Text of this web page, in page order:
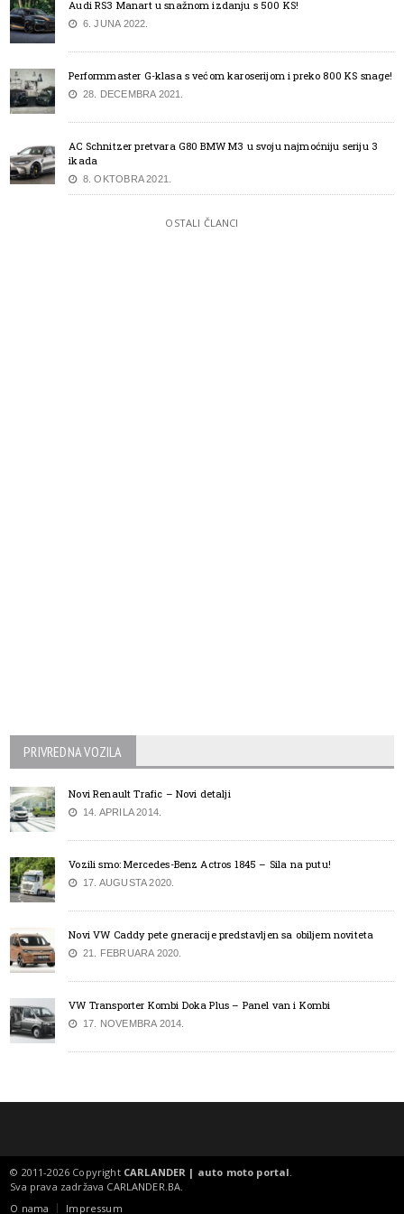
Audi RS3 Manart u snažnom izdanju s 500 KS!
6. JUNA 2022.
Performmaster G-klasa s većom karoserijom i preko 800 KS snage!
28. DECEMBRA 2021.
AC Schnitzer pretvara G80 BMW M3 u svoju najmoćniju seriju 3
ikada
8. OKTOBRA 2021.
OSTALI ČLANCI
PRIVREDNA VOZILA
Novi Renault Trafic – Novi detalji
14. APRILA 2014.
Vozili smo: Mercedes-Benz Actros 1845 – Sila na putu!
17. AUGUSTA 2020.
Novi VW Caddy pete gneracije predstavljen sa obiljem noviteta
21. FEBRUARA 2020.
VW Transporter Kombi Doka Plus – Panel van i Kombi
17. NOVEMBRA 2014.
© 2011-2026 Copyright CARLANDER | auto moto portal.
Sva prava zadržava CARLANDER.BA.
O nama
Impressum